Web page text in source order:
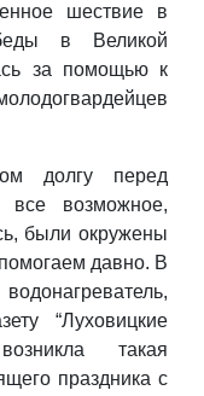
шествие в
в Великой
за помощью к
долгу перед
все возможное,
были окружены
давно. В
“Луховицкие
такая
праздника с